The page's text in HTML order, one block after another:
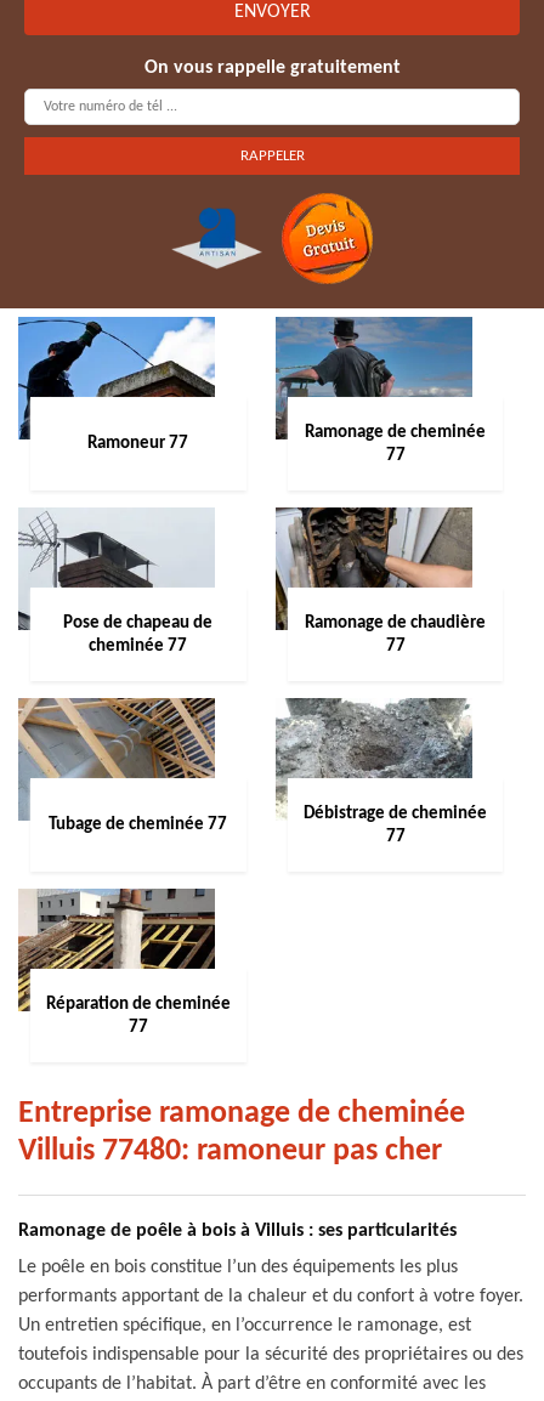
On vous rappelle gratuitement
Ramoneur 77
Ramonage de cheminée
77
Pose de chapeau de
cheminée 77
Ramonage de chaudière
77
Tubage de cheminée 77
Débistrage de cheminée
77
Réparation de cheminée
77
Entreprise ramonage de cheminée
Villuis 77480: ramoneur pas cher
Ramonage de poêle à bois à Villuis : ses particularités
Le poêle en bois constitue l’un des équipements les plus
performants apportant de la chaleur et du confort à votre foyer.
Un entretien spécifique, en l’occurrence le ramonage, est
toutefois indispensable pour la sécurité des propriétaires ou des
occupants de l’habitat. À part d’être en conformité avec les